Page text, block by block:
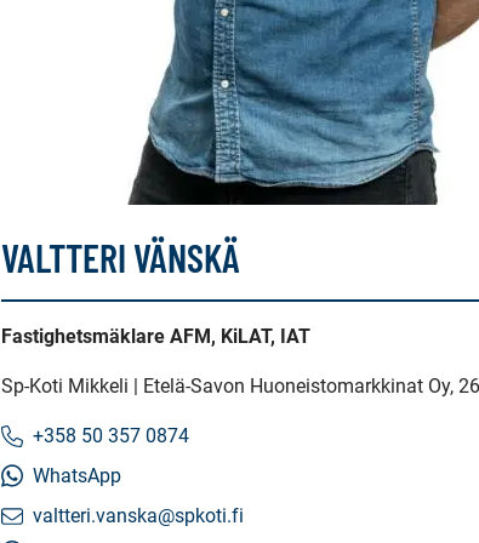
VALTTERI VÄNSKÄ
Fastighetsmäklare AFM, KiLAT, IAT
Sp-Koti Mikkeli | Etelä-Savon Huoneistomarkkinat Oy,
+358 50 357 0874
WhatsApp
valtteri.vanska@spkoti.fi